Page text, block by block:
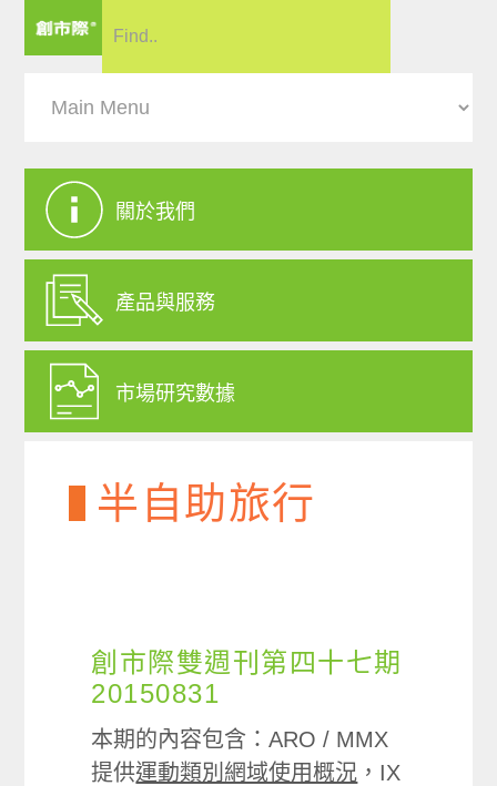
關於我們
產品與服務
市場研究數據
半自助旅行
創市際雙週刊第四十七期
20150831
本期的內容包含：ARO / MMX
提供運動類別網域使用概況 ，IX